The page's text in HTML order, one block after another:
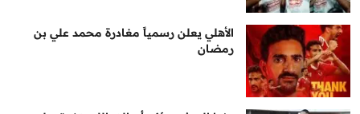
الأهلي يعلن رسمياً مغادرة محمد علي بن
رمضان